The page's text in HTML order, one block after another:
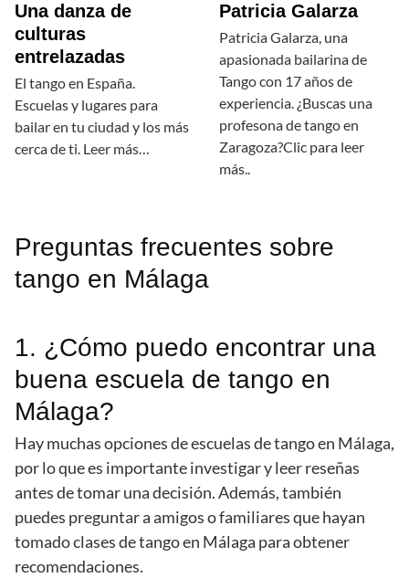
Una danza de
culturas
entrelazadas
El tango en España.
Escuelas y lugares para
bailar en tu ciudad y los más
cerca de ti. Leer más…
Patricia Galarza
Patricia Galarza, una
apasionada bailarina de
Tango con 17 años de
experiencia. ¿Buscas una
profesona de tango en
Zaragoza?Clic para leer
más..
Preguntas frecuentes sobre
tango en Málaga
1. ¿Cómo puedo encontrar una
buena escuela de tango en
Málaga?
Hay muchas opciones de escuelas de tango en Málaga,
por lo que es importante investigar y leer reseñas
antes de tomar una decisión. Además, también
puedes preguntar a amigos o familiares que hayan
tomado clases de tango en Málaga para obtener
recomendaciones.